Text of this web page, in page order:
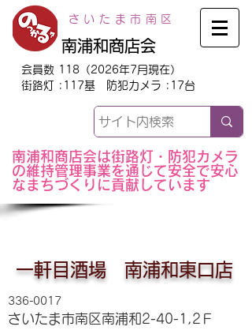
南浦和商店会
さいたま市南区
会員数 118（2026年7月現在）
街路灯 :117基 防犯カメラ :17台
南浦和商店会は街路灯・防犯カメラ
の維持管理事業を通じて安全で安心
なまちづくりに貢献しています
一軒目酒場 南浦和東口店
336-0017
さいたま市南区南浦和2-40-1,2Ｆ